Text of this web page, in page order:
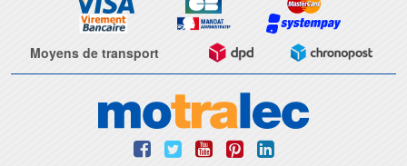
Moyens de transport